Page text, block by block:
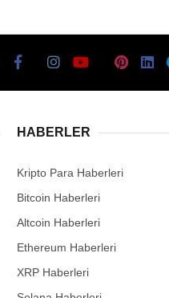
HABERLER
Kripto Para Haberleri
Bitcoin Haberleri
Altcoin Haberleri
Ethereum Haberleri
XRP Haberleri